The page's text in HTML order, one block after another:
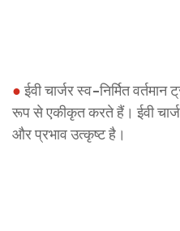
●ईवी चार्जर स्व-निर्मित
रूप से एकीकृत करते हैं। ईवी
और प्रभाव उत्कृष्ट है।